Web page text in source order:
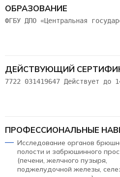
ОБРАЗОВАНИЕ
ФГБУ ДПО «Центральная
ДЕЙСТВУЮЩИЙ
7722 031419647 Действует до
ПРОФЕССИОНАЛЬНЫЕ
Исследование органов
полости и забрюшинного
(печени, желчного пузыря,
поджелудочной железы,